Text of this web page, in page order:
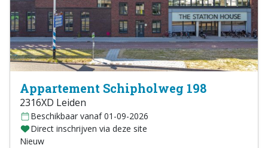
Appartement Schipholweg 198
2316XD Leiden
Beschikbaar vanaf 01-09-2026
Direct inschrijven via deze site
Nieuw